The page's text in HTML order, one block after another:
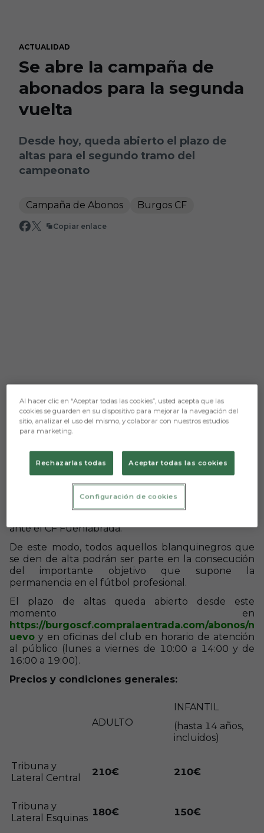
ACTUALIDAD
Se abre la campaña de
abonados para la segunda
vuelta
Desde hoy, queda abierto el plazo de
altas para el segundo tramo del
campeonato
Campaña de Abonos Burgos CF
Copiar enlace
Aún no hay reacciones. ¡Sé el primero!
Se abre la campaña de abonados para la
segunda vuelta
El Burgos Club de Fútbol abre hoy su campaña de
abonos para la segunda vuelta del campeonato en
La Liga SmartBank. En este abono se incluyen
todos los partidos a disputar en El Plantío durante
ante el CF Fuenlabrada.
De este modo, todos aquellos blanquinegros que
se den de alta podrán ser parte en la consecución
del importante objetivo que supone la
permanencia en el fútbol profesional.
El plazo de altas queda abierto desde este
momento en
https://burgoscf.compralaentrada.com/abonos/n
uevo y en oficinas del club en horario de atención
al público (lunes a viernes de 10:00 a 14:00 y de
16:00 a 19:00).
Precios y condiciones generales:
ADULTO
INFANTIL
(hasta 14 años,
incluidos)
Tribuna y
Lateral Central
210€ 210€
Tribuna y
Lateral Esquinas
180€ 150€
Al hacer clic en “Aceptar todas las cookies”, usted acepta que las
cookies se guarden en su dispositivo para mejorar la navegación del
sitio, analizar el uso del mismo, y colaborar con nuestros estudios
para marketing.
Rechazarlas todas Aceptar todas las cookies
Configuración de cookies